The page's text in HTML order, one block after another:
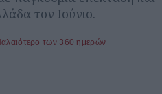
τον Ιούνιο.
των 360 ημερών